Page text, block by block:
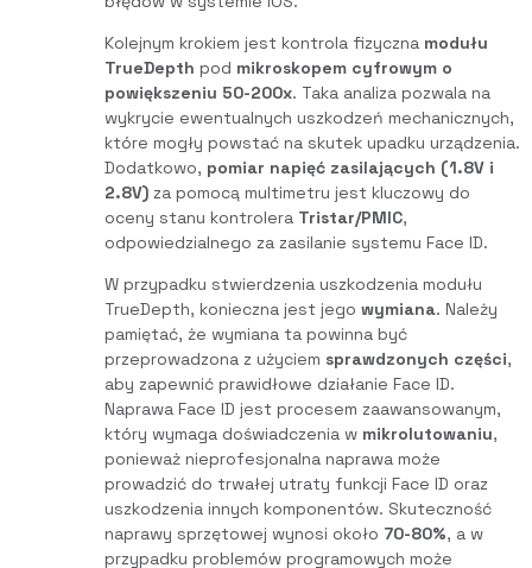
Kolejnym krokiem jest kontrola fizyczna modułu
TrueDepth pod mikroskopem cyfrowym o
powiększeniu 50-200x. Taka analiza pozwala na
wykrycie ewentualnych uszkodzeń mechanicznych,
które mogły powstać na skutek upadku urządzenia.
Dodatkowo, pomiar napięć zasilających (1.8V i
2.8V) za pomocą multimetru jest kluczowy do
oceny stanu kontrolera Tristar/PMIC,
odpowiedzialnego za zasilanie systemu Face ID.
W przypadku stwierdzenia uszkodzenia modułu
TrueDepth, konieczna jest jego wymiana. Należy
pamiętać, że wymiana ta powinna być
przeprowadzona z użyciem sprawdzonych części,
aby zapewnić prawidłowe działanie Face ID.
Naprawa Face ID jest procesem zaawansowanym,
który wymaga doświadczenia w mikrolutowaniu,
ponieważ nieprofesjonalna naprawa może
prowadzić do trwałej utraty funkcji Face ID oraz
uszkodzenia innych komponentów. Skuteczność
naprawy sprzętowej wynosi około 70-80%, a w
przypadku problemów programowych może